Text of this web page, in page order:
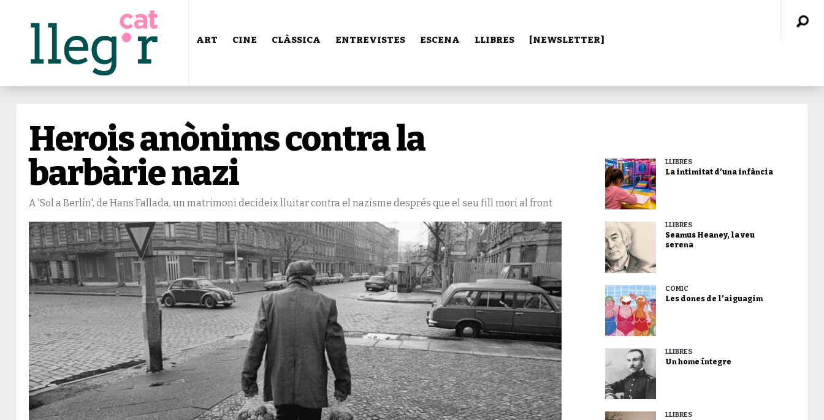
ART CINE CLÀSSICA ENTREVISTES ESCENA LLIBRES [NEWSLETTER]
Herois anònims contra la
barbàrie nazi
A 'Sol a Berlín', de Hans Fallada, un matrimoni decideix lluitar contra el nazisme després que el seu fill mori al front
LLIBRES
La intimitat d’una infància
LLIBRES
Seamus Heaney, la veu
serena
CÒMIC
Les dones de l’aiguagim
LLIBRES
Un home íntegre
LLIBRES